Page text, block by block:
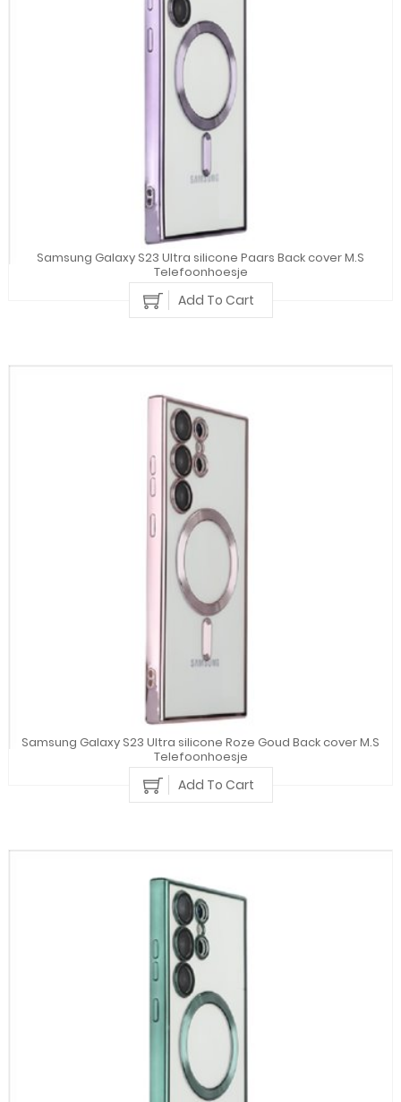
Samsung Galaxy S23 Ultra silicone Paars Back cover M.S
Telefoonhoesje
Add To Cart
Samsung Galaxy S23 Ultra silicone Roze Goud Back cover M.S
Telefoonhoesje
Add To Cart